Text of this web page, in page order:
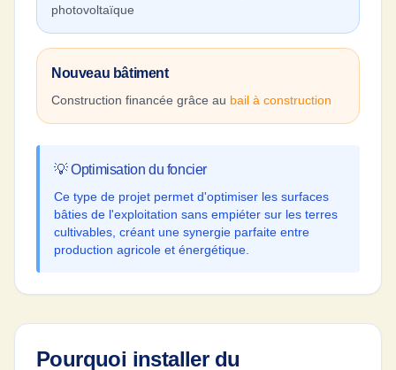
photovoltaïque
Nouveau bâtiment
Construction financée grâce au bail à construction
💡 Optimisation du foncier
Ce type de projet permet d'optimiser les surfaces
bâties de l'exploitation sans empiéter sur les terres
cultivables, créant une synergie parfaite entre
production agricole et énergétique.
Pourquoi installer du